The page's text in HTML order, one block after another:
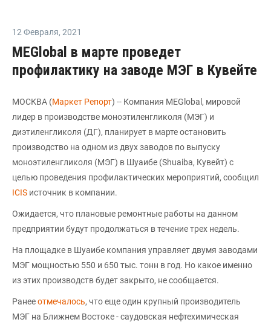
12 Февраля, 2021
MEGlobal в марте проведет
профилактику на заводе МЭГ в Кувейте
МОСКВА (Маркет Репорт) -- Компания MEGlobal, мировой
лидер в производстве моноэтиленгликоля (МЭГ) и
диэтиленгликоля (ДГ), планирует в марте остановить
производство на одном из двух заводов по выпуску
моноэтиленгликоля (МЭГ) в Шуаибе (Shuaiba, Кувейт) с
целью проведения профилактических мероприятий, сообщил
ICIS источник в компании.
Ожидается, что плановые ремонтные работы на данном
предприятии будут продолжаться в течение трех недель.
На площадке в Шуаибе компания управляет двумя заводами
МЭГ мощностью 550 и 650 тыс. тонн в год. Но какое именно
из этих производств будет закрыто, не сообщается.
Ранееотмечалось, что еще один крупный производитель
МЭГ на Ближнем Востоке - саудовская нефтехимическая